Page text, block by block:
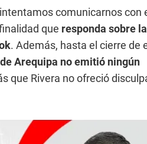
comunicarnos con
que responda sobre la
. Además, hasta el cierre de
Arequipa no emitió ningún
que Rivera no ofreció